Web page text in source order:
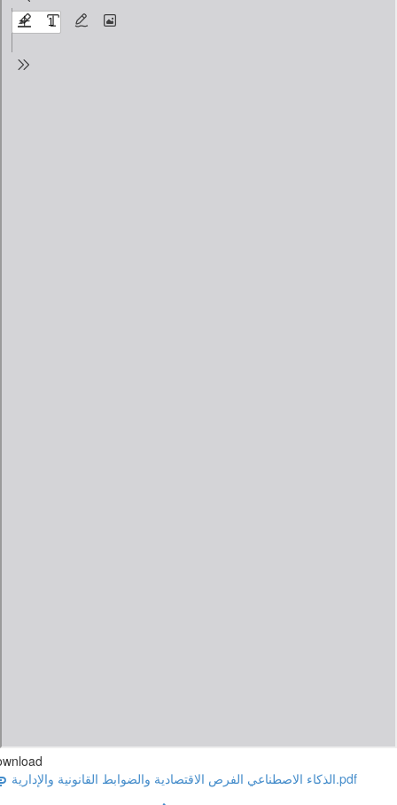
الذكاء الاصطناعي الفرص الاقتصادية والضوابط القانونية والإدارية.pdf